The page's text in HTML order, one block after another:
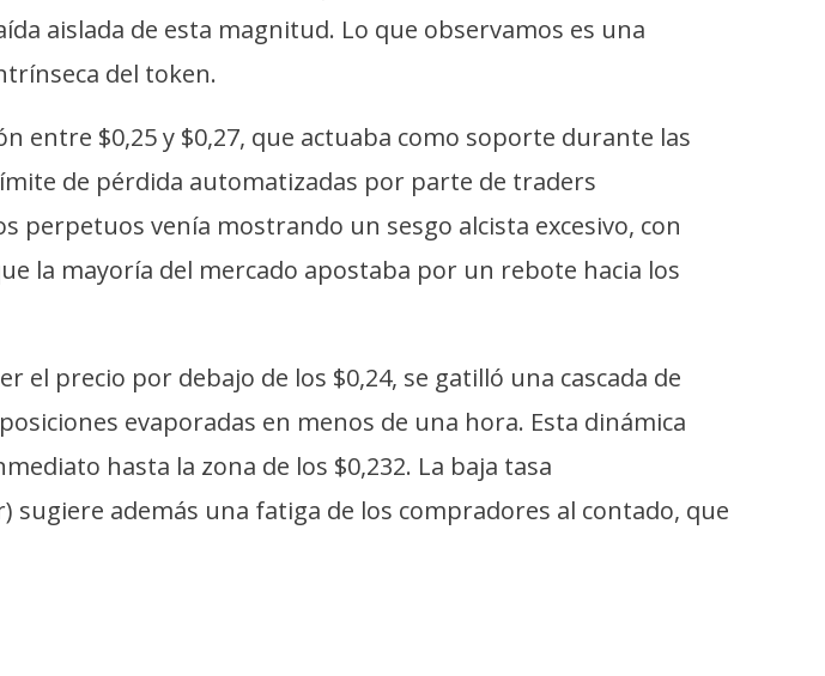
aislada de esta magnitud. Lo que observamos es una
del token.
entre $0,25 y $0,27, que actuaba como soporte durante las
de pérdida automatizadas por parte de traders
perpetuos venía mostrando un sesgo alcista excesivo, con
la mayoría del mercado apostaba por un rebote hacia los
el precio por debajo de los $0,24, se gatilló una cascada de
evaporadas en menos de una hora. Esta dinámica
hasta la zona de los $0,232. La baja tasa
sugiere además una fatiga de los compradores al contado, que